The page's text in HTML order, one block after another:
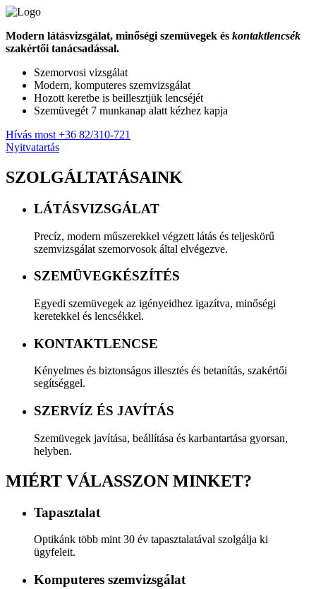
Modern látásvizsgálat, minőségi szemüvegek és kontaktlencsék
szakértői tanácsadással.
Szemorvosi vizsgálat
Modern, komputeres szemvizsgálat
Hozott keretbe is beillesztjük lencséjét
Szemüvegét 7 munkanap alatt kézhez kapja
Hívás most +36 82/310-721
Nyitvatartás
SZOLGÁLTATÁSAINK
LÁTÁSVIZSGÁLAT
Precíz, modern műszerekkel végzett látás és teljeskörű
szemvizsgálat szemorvosok által elvégezve.
SZEMÜVEGKÉSZÍTÉS
Egyedi szemüvegek az igényeidhez igazítva, minőségi
keretekkel és lencsékkel.
KONTAKTLENCSE
Kényelmes és biztonságos illesztés és betanítás, szakértői
segítséggel.
SZERVÍZ ÉS JAVÍTÁS
Szemüvegek javítása, beállítása és karbantartása gyorsan,
helyben.
MIÉRT VÁLASSZON MINKET?
Tapasztalat
Optikánk több mint 30 év tapasztalatával szolgálja ki
ügyfeleit.
Komputeres szemvizsgálat